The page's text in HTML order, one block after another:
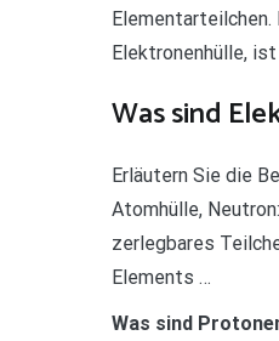
Elektronenhülle,
Was sind
Erläutern Sie die
Atomhülle,
zerlegbares
Elements …
Was sind